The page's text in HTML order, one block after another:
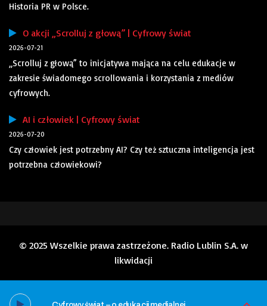
Historia PR w Polsce.
O akcji „Scrolluj z głową” | Cyfrowy świat
2026-07-21
„Scrolluj z głową” to inicjatywa mająca na celu edukacje w
zakresie świadomego scrollowania i korzystania z mediów
cyfrowych.
AI i człowiek | Cyfrowy świat
2026-07-20
Czy człowiek jest potrzebny AI? Czy też sztuczna inteligencja jest
potrzebna człowiekowi?
© 2025 Wszelkie prawa zastrzeżone. Radio Lublin S.A. w
likwidacji